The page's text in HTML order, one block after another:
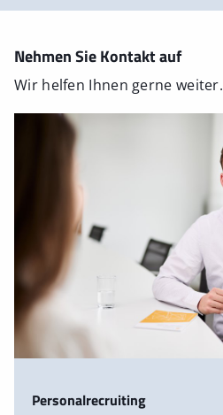
Nehmen Sie Kontakt auf
Wir helfen Ihnen gerne weiter.
Personalrecruiting